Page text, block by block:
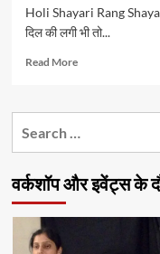
Holi Shayari Rang
दिल की लगी भी तो...
Read MoreRead
होली
वर्कशॉप और इवेंट्स के